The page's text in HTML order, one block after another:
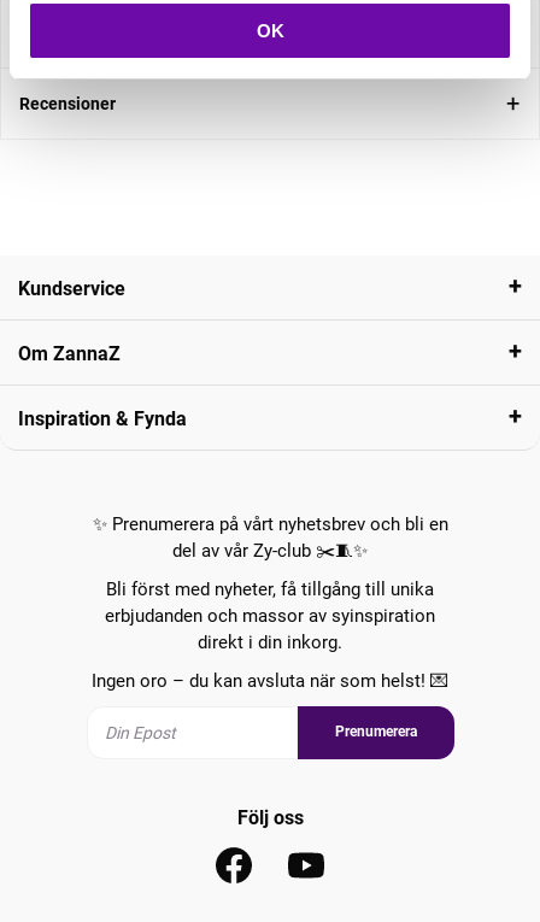
OK
Recensioner
Kundservice
Om ZannaZ
Inspiration & Fynda
✨ Prenumerera på vårt nyhetsbrev och bli en
del av vår Zy-club ✂️🧵✨
Bli först med nyheter, få tillgång till unika
erbjudanden och massor av syinspiration
direkt i din inkorg.
Ingen oro – du kan avsluta när som helst! 💌
Prenumerera
Följ oss